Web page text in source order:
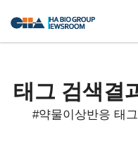
태그 검색결
#약물이상반응 태